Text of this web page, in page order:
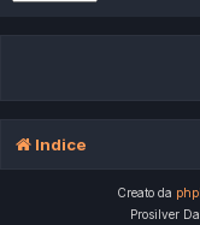
Indice
Creato da
Prosilver